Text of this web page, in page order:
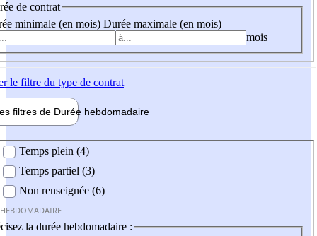
de contrat
minimale (en mois) Durée maximale (en mois)
mois
le filtre du type de contrat
filtres de Durée hebdomadaire
Temps plein (4)
Temps partiel (3)
Non renseignée (6)
la durée hebdomadaire :